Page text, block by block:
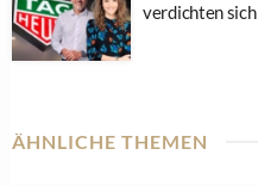
verdichten sich
ÄHNLICHE THEMEN